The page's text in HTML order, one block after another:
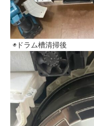
◉ドラム槽清掃後